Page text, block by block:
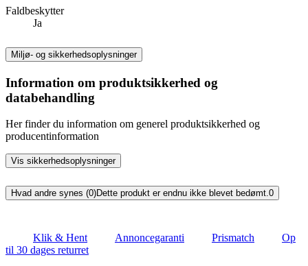
Faldbeskytter
Ja
Miljø- og sikkerhedsoplysninger
Information om produktsikkerhed og
databehandling
Her finder du information om generel produktsikkerhed og
producentinformation
Vis sikkerhedsoplysninger
Hvad andre synes (0)Dette produkt er endnu ikke blevet bedømt.0
Klik & Hent Annoncegaranti Prismatch
Op
til 30 dages returret